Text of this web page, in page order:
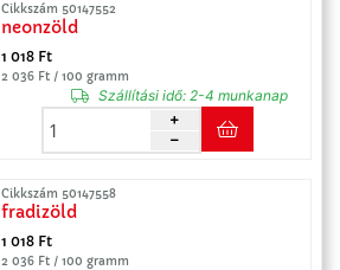
Cikkszám 50147552
neonzöld
1 018 Ft
2 036 Ft / 100 gramm
Szállítási idő:2-4 munkanap
Cikkszám 50147558
fradizöld
1 018 Ft
2 036 Ft / 100 gramm